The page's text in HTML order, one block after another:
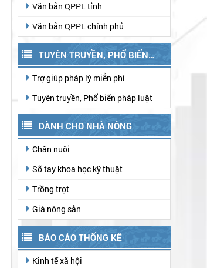
Văn bản QPPL tỉnh
Văn bản QPPL chính phủ
TUYÊN TRUYỀN, PHỔ BIẾN
PHÁP LUẬT
Trợ giúp pháp lý miễn phí
Tuyên truyền, Phổ biến pháp luật
DÀNH CHO NHÀ NÔNG
Chăn nuôi
Sổ tay khoa học kỹ thuật
Trồng trọt
Giá nông sản
BÁO CÁO THỐNG KÊ
Kinh tế xã hội